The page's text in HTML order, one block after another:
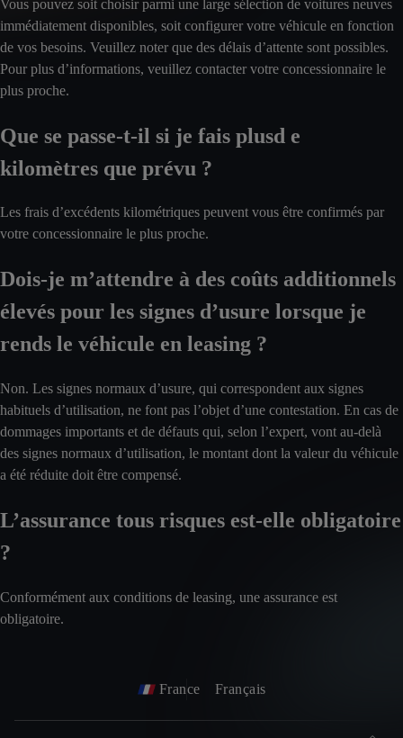
Vous pouvez soit choisir parmi une large sélection de voitures neuves
immédiatement disponibles, soit configurer votre véhicule en fonction
de vos besoins. Veuillez noter que des délais d’attente sont possibles.
Pour plus d’informations, veuillez contacter votre concessionnaire le
plus proche.
Que se passe-t-il si je fais plusd e
kilomètres que prévu ?
Les frais d’excédents kilométriques peuvent vous être confirmés par
votre concessionnaire le plus proche.
Dois-je m’attendre à des coûts additionnels
élevés pour les signes d’usure lorsque je
rends le véhicule en leasing ?
Non. Les signes normaux d’usure, qui correspondent aux signes
habituels d’utilisation, ne font pas l’objet d’une contestation. En cas de
dommages importants et de défauts qui, selon l’expert, vont au-delà
des signes normaux d’utilisation, le montant dont la valeur du véhicule
a été réduite doit être compensé.
L’assurance tous risques est-elle obligatoire
?
Conformément aux conditions de leasing, une assurance est
obligatoire.
France Français